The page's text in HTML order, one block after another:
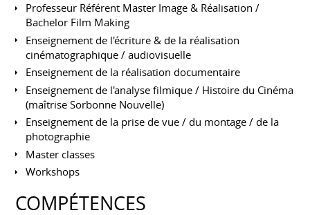
Professeur Référent Master Image & Réalisation /
Bachelor Film Making
Enseignement de l'écriture & de la réalisation
cinématographique / audiovisuelle
Enseignement de la réalisation documentaire
Enseignement de l'analyse filmique / Histoire du Cinéma
(maîtrise Sorbonne Nouvelle)
Enseignement de la prise de vue / du montage / de la
photographie
Master classes
Workshops
COMPÉTENCES